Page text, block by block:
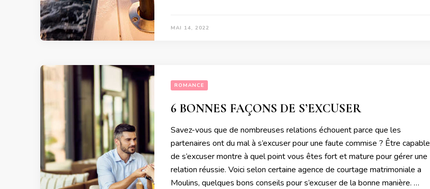
MAI 14, 2022
ROMANCE
6 BONNES FAÇONS DE S’EXCUSER
Savez-vous que de nombreuses relations échouent parce que les
partenaires ont du mal à s’excuser pour une faute commise ? Être capable
de s’excuser montre à quel point vous êtes fort et mature pour gérer une
relation réussie. Voici selon certaine agence de courtage matrimoniale a
Moulins, quelques bons conseils pour s’excuser de la bonne manière. …